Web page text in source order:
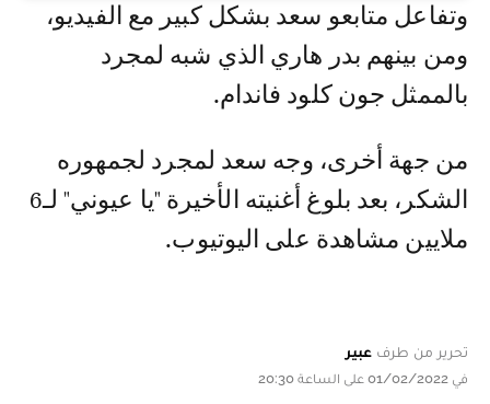
وتفاعل متابعو سعد بشكل كبير مع الفيديو،
ومن بينهم بدر هاري الذي شبه لمجرد
بالممثل جون كلود فاندام.
من جهة أخرى، وجه سعد لمجرد لجمهوره
الشكر، بعد بلوغ أغنيته الأخيرة "يا عيوني" لـ6
ملايين مشاهدة على اليوتيوب.
تحرير من طرف عبير
في 01/02/2022 على الساعة 20:30